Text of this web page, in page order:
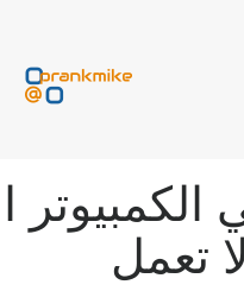
ا
تعمل